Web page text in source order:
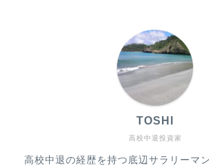
高校中退投資家
TOSHI
高校中退の経歴を持つ底辺サラリーマ